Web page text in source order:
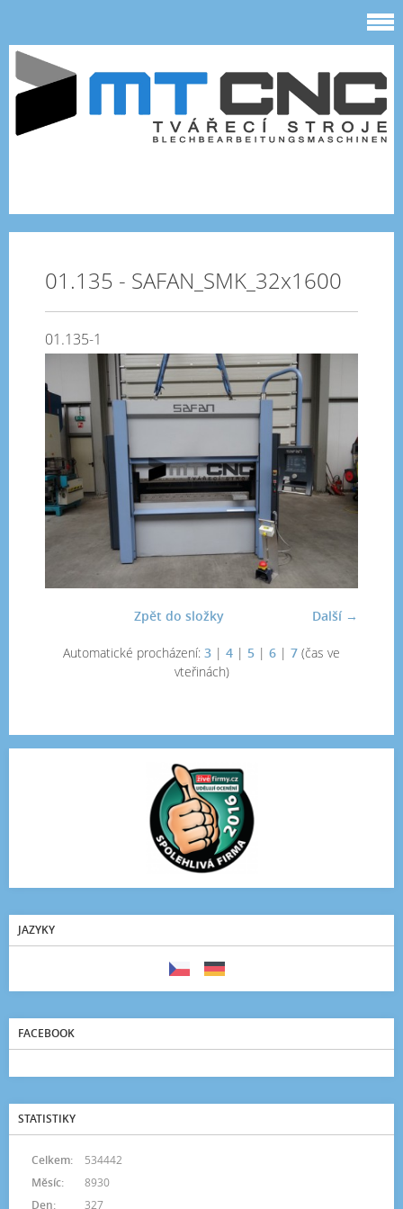
01.135 - SAFAN_SMK_32x1600
01.135-1
Další →
Zpět do složky
Automatické procházení: 3 | 4 | 5 | 6 | 7 (čas ve
vteřinách)
JAZYKY
FACEBOOK
STATISTIKY
Celkem:
534442
Měsíc:
8930
Den:
327